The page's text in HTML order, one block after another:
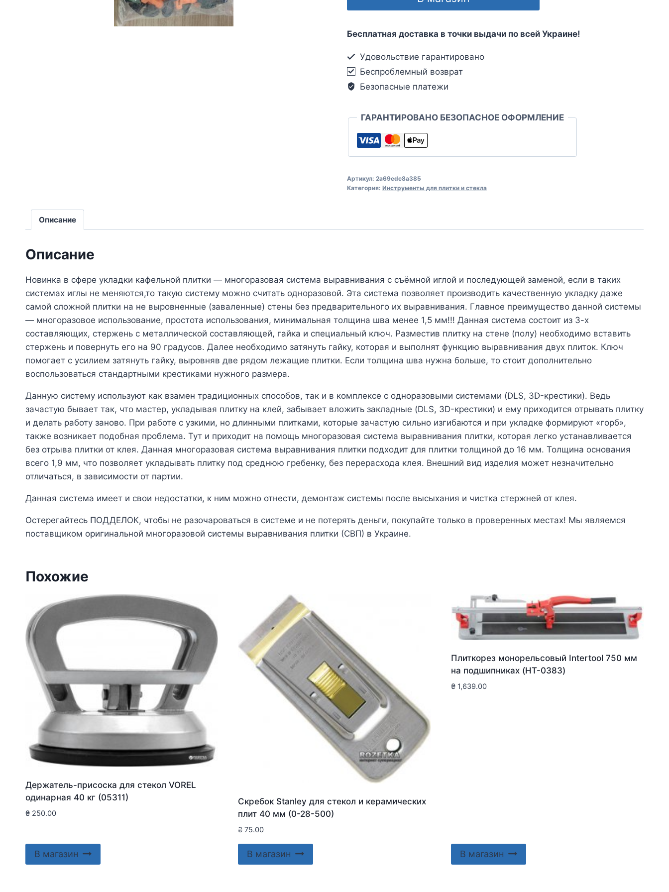
Бесплатная доставка в точки выдачи по всей Украине!
Удовольствие гарантировано
Беспроблемный возврат
Безопасные платежи
ГАРАНТИРОВАНО БЕЗОПАСНОЕ ОФОРМЛЕНИЕ
Артикул: 2a69edc8a385
Категория: Инструменты для плитки и стекла
Описание
Описание
Новинка в сфере укладки кафельной плитки — многоразовая система выравнивания с съёмной иглой и последующей заменой, если в таких
системах иглы не меняются,то такую систему можно считать одноразовой. Эта система позволяет производить качественную укладку даже
самой сложной плитки на не выровненные (заваленные) стены без предварительного их выравнивания. Главное преимущество данной системы
— многоразовое использование, простота использования, минимальная толщина шва менее 1,5 мм!!! Данная система состоит из 3-х
составляющих, стержень с металлической составляющей, гайка и специальный ключ. Разместив плитку на стене (полу) необходимо вставить
стержень и повернуть его на 90 градусов. Далее необходимо затянуть гайку, которая и выполнят функцию выравнивания двух плиток. Ключ
помогает с усилием затянуть гайку, выровняв две рядом лежащие плитки. Если толщина шва нужна больше, то стоит дополнительно
воспользоваться стандартными крестиками нужного размера.
Данную систему используют как взамен традиционных способов, так и в комплексе с одноразовыми системами (DLS, 3D-крестики). Ведь
зачастую бывает так, что мастер, укладывая плитку на клей, забывает вложить закладные (DLS, 3D-крестики) и ему приходится отрывать плитку
и делать работу заново. При работе с узкими, но длинными плитками, которые зачастую сильно изгибаются и при укладке формируют «горб»,
также возникает подобная проблема. Тут и приходит на помощь многоразовая система выравнивания плитки, которая легко устанавливается
без отрыва плитки от клея. Данная многоразовая система выравнивания плитки подходит для плитки толщиной до 16 мм. Толщина основания
всего 1,9 мм, что позволяет укладывать плитку под среднюю гребенку, без перерасхода клея. Внешний вид изделия может незначительно
отличаться, в зависимости от партии.
Данная система имеет и свои недостатки, к ним можно отнести, демонтаж системы после высыхания и чистка стержней от клея.
Остерегайтесь ПОДДЕЛОК, чтобы не разочароваться в системе и не потерять деньги, покупайте только в проверенных местах! Мы являемся
поставщиком оригинальной многоразовой системы выравнивания плитки (СВП) в Украине.
Похожие
Держатель-присоска для стекол VOREL
одинарная 40 кг (05311)
₴ 250.00
В магазин
Скребок Stanley для стекол и керамических
плит 40 мм (0-28-500)
₴ 75.00
В магазин
Плиткорез монорельсовый Intertool 750 мм
на подшипниках (HT-0383)
₴1,639.00
В магазин